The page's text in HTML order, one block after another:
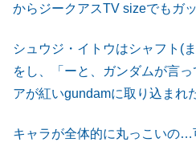
からジークアスTV sizeでもガ
シュウジ・イトウはシャフト(
をし、「ーと、ガンダムが言
アが紅いgundamに取り込まれ
キャラが全体的に丸っこいの…